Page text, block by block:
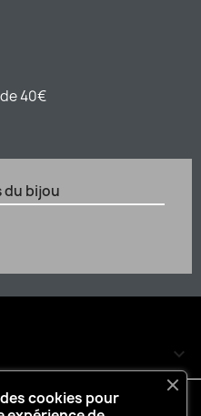
40€
du bijou

cookies pour